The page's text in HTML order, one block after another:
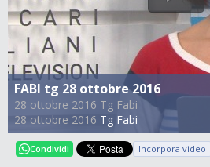
FABI tg 28 ottobre 2016
28 ottobre 2016 Tg Fabi
28 ottobre 2016 Tg Fabi
gruppo bancario che valorizza l’istituto
da acquisizioni selvagge. Ora
stabilità’ - BCC Canosa, licenziati quattro
Bertinotti: ‘Provvedimento gravissimo
primis i lavoratori. Pronti a scendere in
nuova sede modenese del sindacato.
così. Attivi sul territorio, presenti,
Dicono di noi, dalla Popolare di Vicenza
industriale Mps, la FABI protagonista su
Condividi Incorpora video